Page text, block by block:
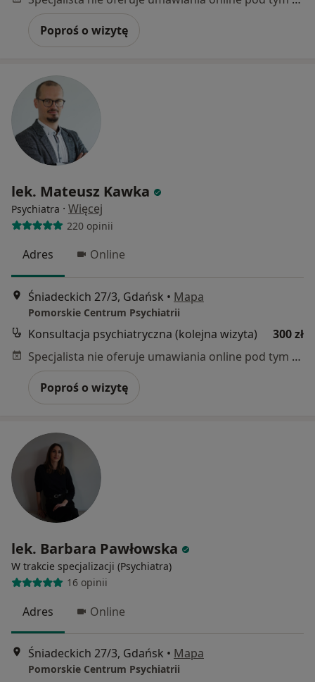
Poproś o wizytę
lek. Mateusz Kawka
Psychiatra · Więcej
220 opinii
Adres Online
Śniadeckich 27/3, Gdańsk • Mapa
Pomorskie Centrum Psychiatrii
Konsultacja psychiatryczna (kolejna wizyta)
300 zł
Specjalista nie oferuje umawiania online pod tym adresem.
Poproś o wizytę
lek. Barbara Pawłowska
W trakcie specjalizacji (Psychiatra)
16 opinii
Adres Online
Śniadeckich 27/3, Gdańsk • Mapa
Pomorskie Centrum Psychiatrii